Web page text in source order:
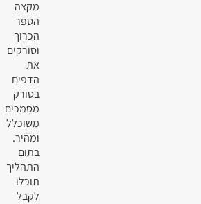
מקצה
הספר
הכרוך
וסורקים
את
הדפים
בסורק
מסמכים
משוכלל
ומהיר.
בתום
התהליך
תוכלו
לקבל